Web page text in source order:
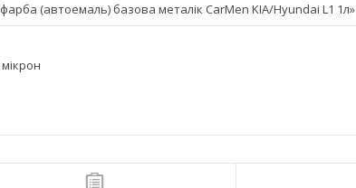
(автоемаль) базова металік CarMen KIA/Hyundai L1 1л»